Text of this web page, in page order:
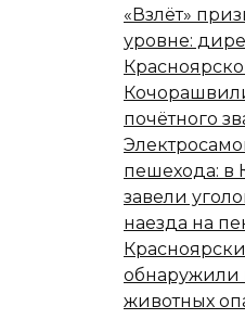
«Взлёт»
уровне:
почётного
пешехода: в
завели
наезда на
обнаружили
животных